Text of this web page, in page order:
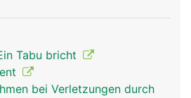
Tabu bricht
bei Verletzungen durch